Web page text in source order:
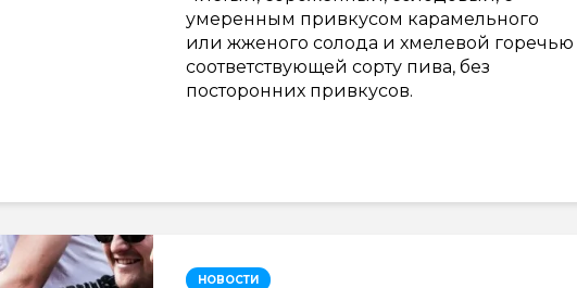
умеренным привкусом карамельного
или жженого солода и хмелевой горечью
соответствующей сорту пива, без
посторонних привкусов.
НОВОСТИ